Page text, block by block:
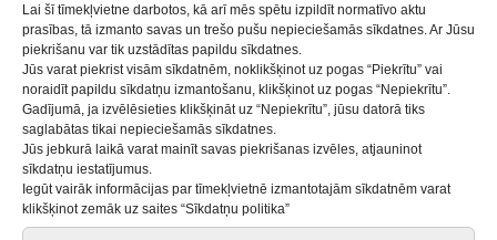
Lai šī tīmekļvietne darbotos, kā arī mēs spētu izpildīt normatīvo aktu
prasības, tā izmanto savas un trešo pušu nepieciešamās sīkdatnes. Ar Jūsu
piekrišanu var tik uzstādītas papildu sīkdatnes.
Jūs varat piekrist visām sīkdatnēm, noklikšķinot uz pogas “Piekrītu” vai
noraidīt papildu sīkdatņu izmantošanu, klikšķinot uz pogas “Nepiekrītu”.
Gadījumā, ja izvēlēsieties klikšķināt uz “Nepiekrītu”, jūsu datorā tiks
saglabātas tikai nepieciešamās sīkdatnes.
Jūs jebkurā laikā varat mainīt savas piekrišanas izvēles, atjauninot
sīkdatņu iestatījumus.
Iegūt vairāk informācijas par tīmekļvietnē izmantotajām sīkdatnēm varat
klikšķinot zemāk uz saites “Sīkdatņu politika”
ansambļu augsto sniegumu konkursā:
Saldus pamatskolas 5.-9. klašu ansamblis
konkursā ieguva Kurzemes reģionā augstākos
– 44,4 punktus, iegūstot I pakāpes diplomu,
tāpat I pakāpes diplomu ieguva arī Brocēnu
vidusskolas 5.-9.klašu ansamblis ar 42,3
punktiem.